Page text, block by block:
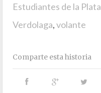
Estudiantes de la Plata
Verdolaga,volante
Comparte esta historia